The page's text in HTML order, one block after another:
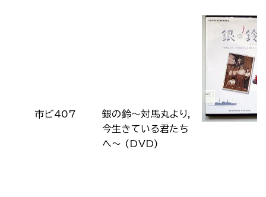
市ビ407
銀の鈴～対馬丸より,
今生きている君たち
へ～ (DVD)